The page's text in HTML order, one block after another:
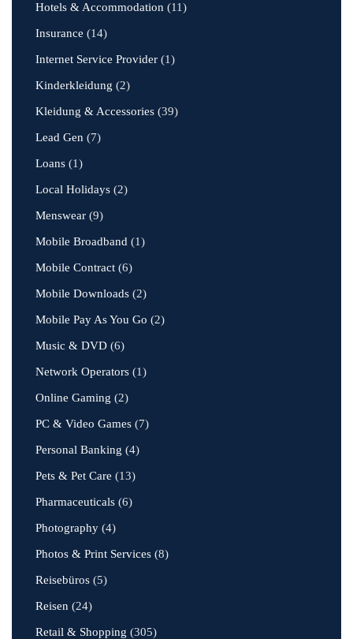
Hotels & Accommodation (11)
Insurance (14)
Internet Service Provider (1)
Kinderkleidung (2)
Kleidung & Accessories (39)
Lead Gen (7)
Loans (1)
Local Holidays (2)
Menswear (9)
Mobile Broadband (1)
Mobile Contract (6)
Mobile Downloads (2)
Mobile Pay As You Go (2)
Music & DVD (6)
Network Operators (1)
Online Gaming (2)
PC & Video Games (7)
Personal Banking (4)
Pets & Pet Care (13)
Pharmaceuticals (6)
Photography (4)
Photos & Print Services (8)
Reisebüros (5)
Reisen (24)
Retail & Shopping (305)